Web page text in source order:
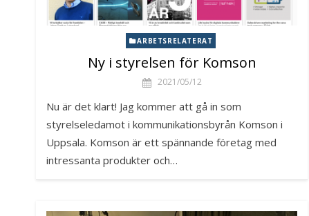
ARBETSRELATERAT
Ny i styrelsen för Komson
2021/05/12
Nu är det klart! Jag kommer att gå in som
styrelseledamot i kommunikationsbyrån Komson i
Uppsala. Komson är ett spännande företag med
intressanta produkter och…